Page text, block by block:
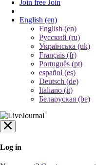
Join free Join
English (en)
English (en)
Русский (ru)
Українська (uk)
Français (fr)
Português (pt)
español (es)
Deutsch (de)
Italiano (it)
Беларуская (be)
Log in